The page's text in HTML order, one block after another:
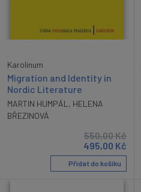
Karolinum
Migration and Identity in
Nordic Literature
MARTIN HUMPÁL , HELENA
BŘEZINOVÁ
550,00Kč
495,00 Kč
Přidat do košíku